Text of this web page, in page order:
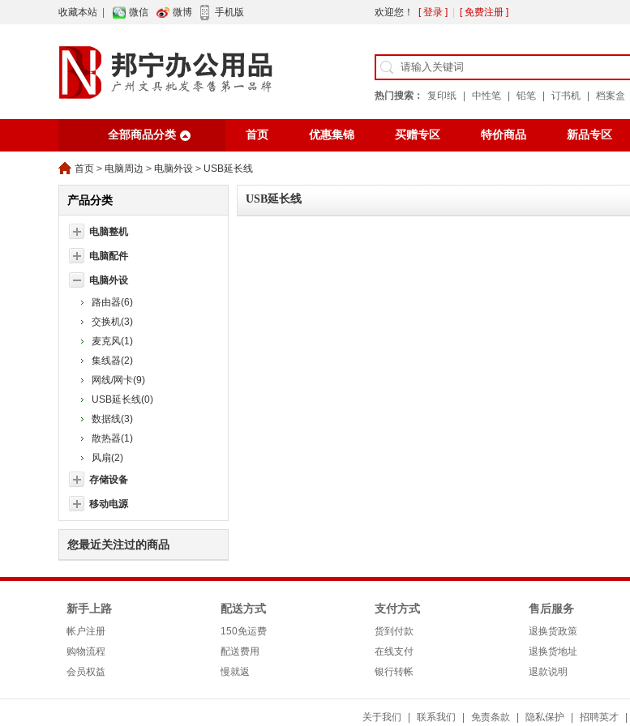
收藏本站 微信 微博 手机版 欢迎您！ [ 登录 ] [ 免费注册 ]
热门搜索： 复印纸 中性笔 铅笔 订书机 档案盒
全部商品分类 首页 优惠集锦 买赠专区 特价商品 新品专区
行业资讯
首页 > 电脑周边 > 电脑外设 > USB延长线
产品分类
电脑整机
电脑配件
电脑外设
路由器(6)
交换机(3)
麦克风(1)
集线器(2)
网线/网卡(9)
USB延长线(0)
数据线(3)
散热器(1)
风扇(2)
存储设备
移动电源
您最近关注过的商品
USB延长线
新手上路
帐户注册
购物流程
会员权益
配送方式
150免运费
配送费用
慢就返
支付方式
货到付款
在线支付
银行转帐
售后服务
退换货政策
退换货地址
退款说明
关于我们 联系我们 免责条款 隐私保护 招聘英才